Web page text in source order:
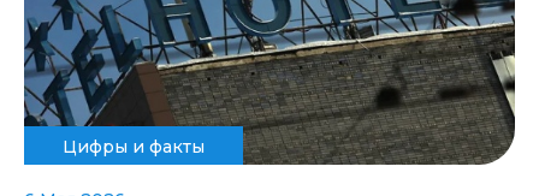
Цифры и факты